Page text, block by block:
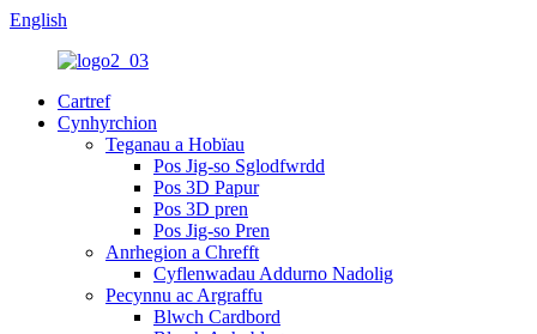
English
Cartref
Cynhyrchion
Teganau a Hobïau
Pos Jig-so Sglodfwrdd
Pos 3D Papur
Pos 3D pren
Pos Jig-so Pren
Anrhegion a Chrefft
Cyflenwadau Addurno Nadolig
Pecynnu ac Argraffu
Blwch Cardbord